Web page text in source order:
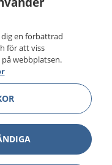
information om
du kan kontakta.
göra dina
1177 för
en förbättrad
för att viss
webbplatsen.